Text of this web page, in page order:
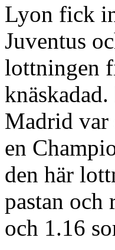
Lyon fick
Juventus
lottningen
Madrid var
en
den här
pastan
och 1.16